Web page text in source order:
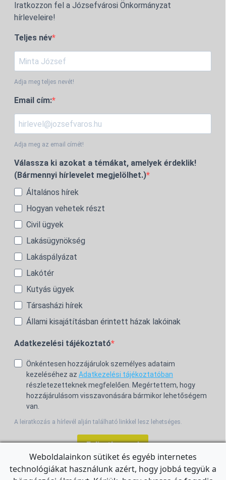
Iratkozzon fel a Józsefvárosi Önkormányzat
hírleveleire!
Teljes név
Adja meg teljes nevét!
Email cím:
Adja meg az email címét!
Válassza ki azokat a témákat, amelyek érdeklik!
(Bármennyi hírlevelet megjelölhet.)
Általános hírek
Hogyan vehetek részt
Civil ügyek
Lakásügynökség
Lakáspályázat
Lakótér
Kutyás ügyek
Társasházi hírek
Állami kisajátításban érintett házak lakóinak
Adatkezelési tájékoztató
Önkéntesen hozzájárulok személyes adataim
kezeléséhez az Adatkezelési tájékoztatóban
részletezetteknek megfelelően. Megértettem, hogy
hozzájárulásom visszavonására bármikor lehetőségem
van.
A leiratkozás a hírlevél alján található linkkel lesz lehetséges.
Feliratkozom!
Weboldalainkon sütiket és egyéb internetes
technológiákat használunk azért, hogy jobbá tegyük a